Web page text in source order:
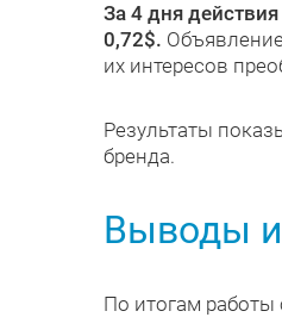
За 4 дня действия
0,72$.
их интересов
Результаты
бренда.
Выводы
По итогам работы